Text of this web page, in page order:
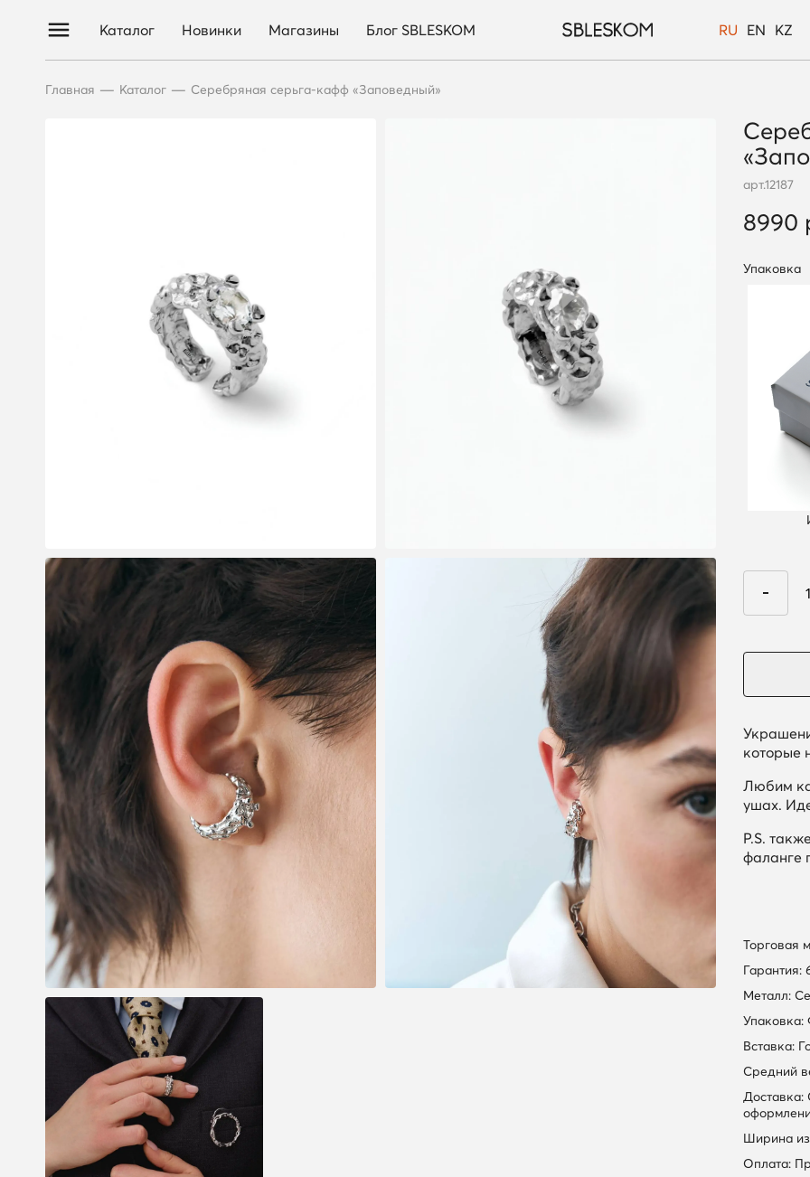
Каталог Новинки Магазины Блог SBLESKOM RU EN KZ
Главная — Каталог — Серебряная серьга-кафф «Заповедный»
арт.12187
8990
Упаковка
которые
Любим
ушах.
P.S.
фаланге
Торговая
Гарантия:
Металл:
Вставка:
Средний
Доставка:
Ширина
Оплата: